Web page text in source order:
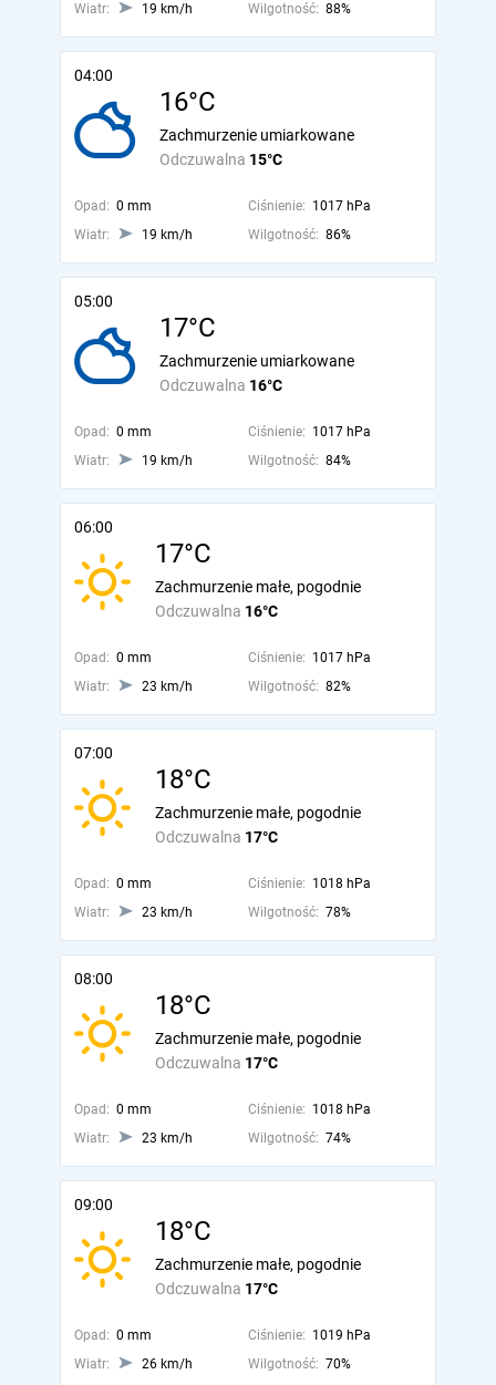
Wiatr:
19 km/h Wilgotność: 88%
04:00
16°C
Odczuwalna 15°C
Zachmurzenie umiarkowane
Opad: 0 mm Ciśnienie: 1017 hPa
Wiatr:
19 km/h Wilgotność: 86%
05:00
17°C
Odczuwalna 16°C
Zachmurzenie umiarkowane
Opad: 0 mm Ciśnienie: 1017 hPa
Wiatr:
19 km/h Wilgotność: 84%
06:00
17°C
Odczuwalna 16°C
Zachmurzenie małe, pogodnie
Opad: 0 mm Ciśnienie: 1017 hPa
Wiatr:
23 km/h Wilgotność: 82%
07:00
18°C
Odczuwalna 17°C
Zachmurzenie małe, pogodnie
Opad: 0 mm Ciśnienie: 1018 hPa
Wiatr:
23 km/h Wilgotność: 78%
08:00
18°C
Odczuwalna 17°C
Zachmurzenie małe, pogodnie
Opad: 0 mm Ciśnienie: 1018 hPa
Wiatr:
23 km/h Wilgotność: 74%
09:00
18°C
Odczuwalna 17°C
Zachmurzenie małe, pogodnie
Opad: 0 mm Ciśnienie: 1019 hPa
Wiatr:
26 km/h Wilgotność: 70%